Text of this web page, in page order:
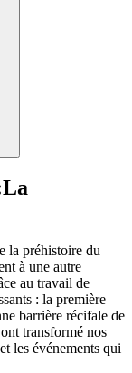
La
la préhistoire du
à une autre
au travail de
: la première
barrière récifale de
transformé nos
les événements qui